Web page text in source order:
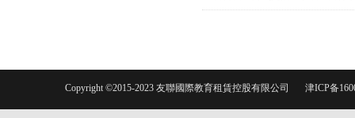
Copyright ©2015-2023 友聯國際教育租賃控股有限公司 津ICP备